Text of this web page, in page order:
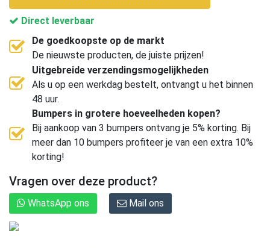
Direct leverbaar
De goedkoopste op de markt
De nieuwste producten, de juiste prijzen!
Uitgebreide verzendingsmogelijkheden
Als u op een werkdag bestelt, ontvangt u het binnen
48 uur.
Bumpers in grotere hoeveelheden kopen?
Bij aankoop van 3 bumpers ontvang je 5% korting. Bij
meer dan 10 bumpers profiteer je van een extra 10%
korting!
Vragen over deze product?
WhatsApp ons Mail ons